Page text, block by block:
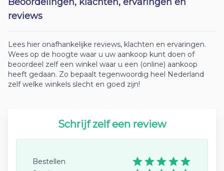
reviews
Lees hier onafhankelijke reviews, klachten en ervaringen.
Wees op de hoogte waar u uw aankoop kunt doen of
beoordeel zelf een winkel waar u een (online) aankoop
heeft gedaan. Zo bepaalt tegenwoordig heel Nederland
zelf welke winkels slecht en goed zijn!
Schrijf zelf een review
Bestellen